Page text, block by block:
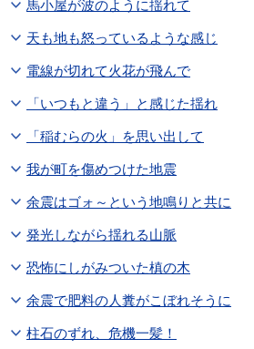
馬小屋が波のように揺れて
天も地も怒っているような感じ
電線が切れて火花が飛んで
「いつもと違う」と感じた揺れ
「稲むらの火」を思い出して
我が町を傷めつけた地震
余震はゴォ～という地鳴りと共に
発光しながら揺れる山脈
恐怖にしがみついた槙の木
余震で肥料の人糞がこぼれそうに
柱石のずれ、危機一髪！